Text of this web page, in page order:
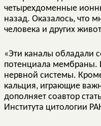
четырехдоменные
назад. Оказалось, что
человека и других
«Эти каналы обладали
потенциала мембраны.
нервной системы.
кальция, играющие
дополняет соавтор
Института цитологии